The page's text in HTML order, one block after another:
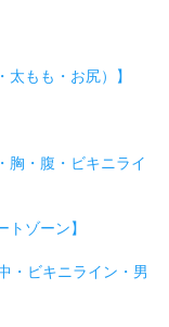
もも・お尻）】
胸・腹・ビキニライ
ゾーン】
・ビキニライン・男